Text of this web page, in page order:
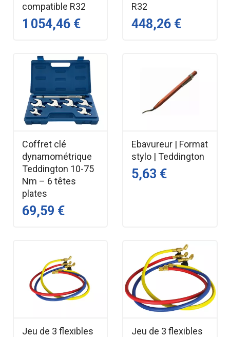
compatible R32
1 054,46 €
R32
448,26 €
Coffret clé
dynamométrique
Teddington 10-75
Nm – 6 têtes
plates
69,59 €
Ebavureur | Format
stylo | Teddington
5,63 €
Jeu de 3 flexibles
Jeu de 3 flexibles